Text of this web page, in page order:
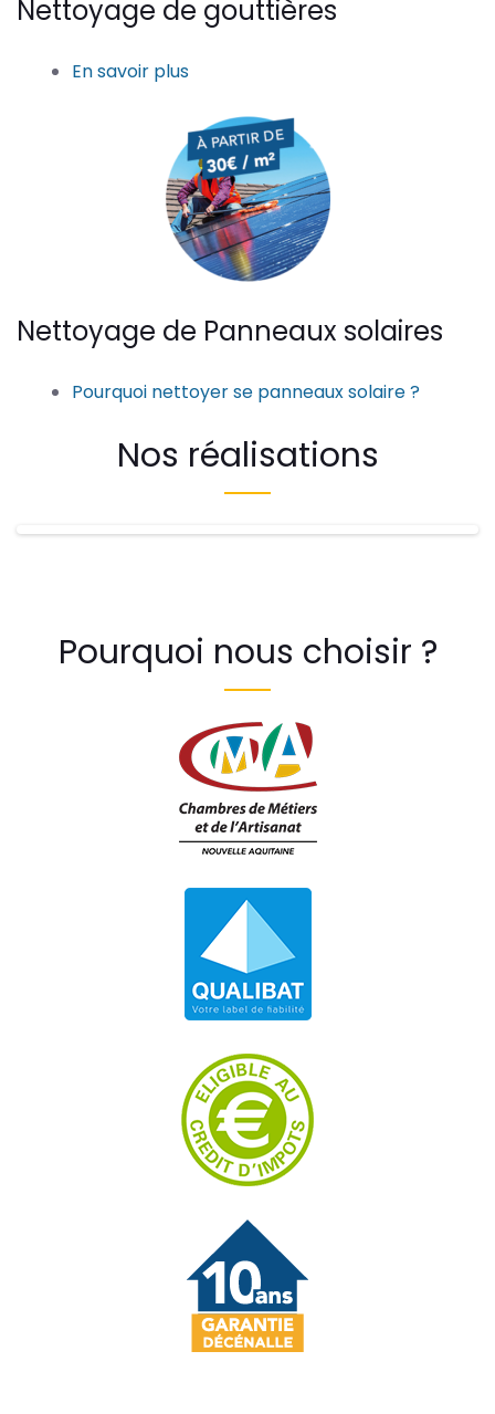
Nettoyage de gouttières
En savoir plus
Nettoyage de Panneaux solaires
Pourquoi nettoyer se panneaux solaire ?
Nos réalisations
Pourquoi nous choisir ?